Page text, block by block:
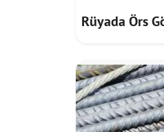
Rüyada Örs